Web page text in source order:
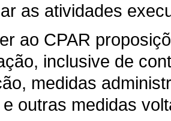
as atividades
ao CPAR
inclusive de
medidas
outras medidas